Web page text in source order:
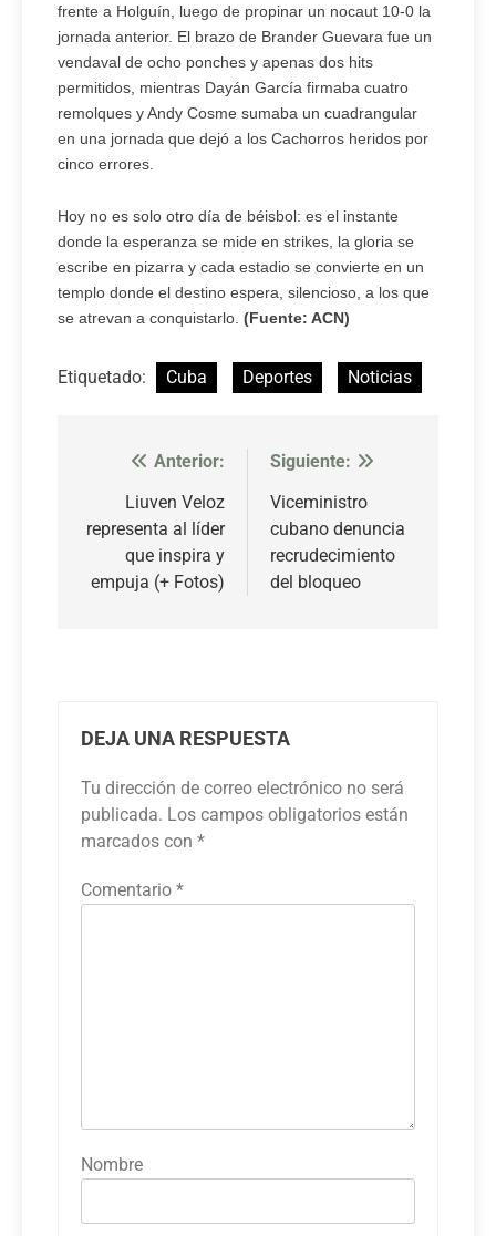
frente a Holguín, luego de propinar un nocaut 10-0 la
jornada anterior. El brazo de Brander Guevara fue un
vendaval de ocho ponches y apenas dos hits
permitidos, mientras Dayán García firmaba cuatro
remolques y Andy Cosme sumaba un cuadrangular
en una jornada que dejó a los Cachorros heridos por
cinco errores.
Hoy no es solo otro día de béisbol: es el instante
donde la esperanza se mide en strikes, la gloria se
escribe en pizarra y cada estadio se convierte en un
templo donde el destino espera, silencioso, a los que
se atrevan a conquistarlo. (Fuente: ACN)
Etiquetado: Cuba Deportes Noticias
Navegación
entradas
Anterior:
Liuven Veloz
representa al líder
que inspira y
empuja (+ Fotos)
Siguiente:
Viceministro
cubano denuncia
recrudecimiento
del bloqueo
DEJA UNA RESPUESTA
Tu dirección de correo electrónico no será
publicada. Los campos obligatorios están
marcados con *
Comentario *
Nombre